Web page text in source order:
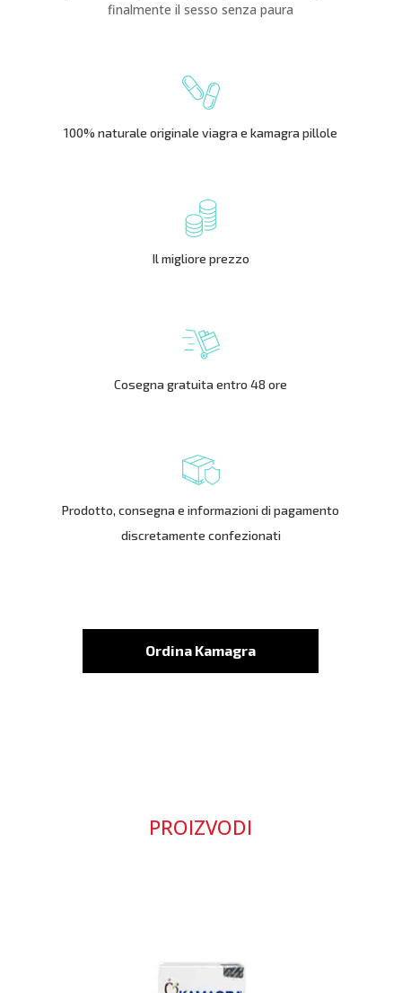
finalmente il sesso senza paura
100% naturale originale viagra e kamagra pillole
Il migliore prezzo
Cosegna gratuita entro 48 ore
Prodotto, consegna e informazioni di pagamento
discretamente confezionati
Ordina Kamagra
PROIZVODI